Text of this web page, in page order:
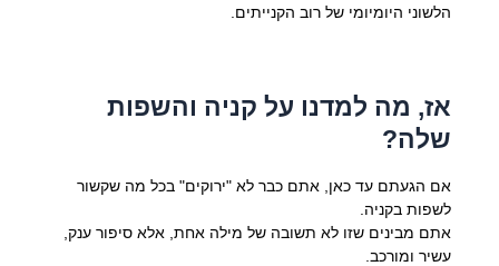
הלשוני היומיומי של רוב הקנייתים.
אז, מה למדנו על קניה והשפות
שלה?
אם הגעתם עד כאן, אתם כבר לא "ירוקים" בכל מה שקשור
לשפות בקניה.
אתם מבינים שזו לא תשובה של מילה אחת, אלא סיפור ענק,
עשיר ומורכב.